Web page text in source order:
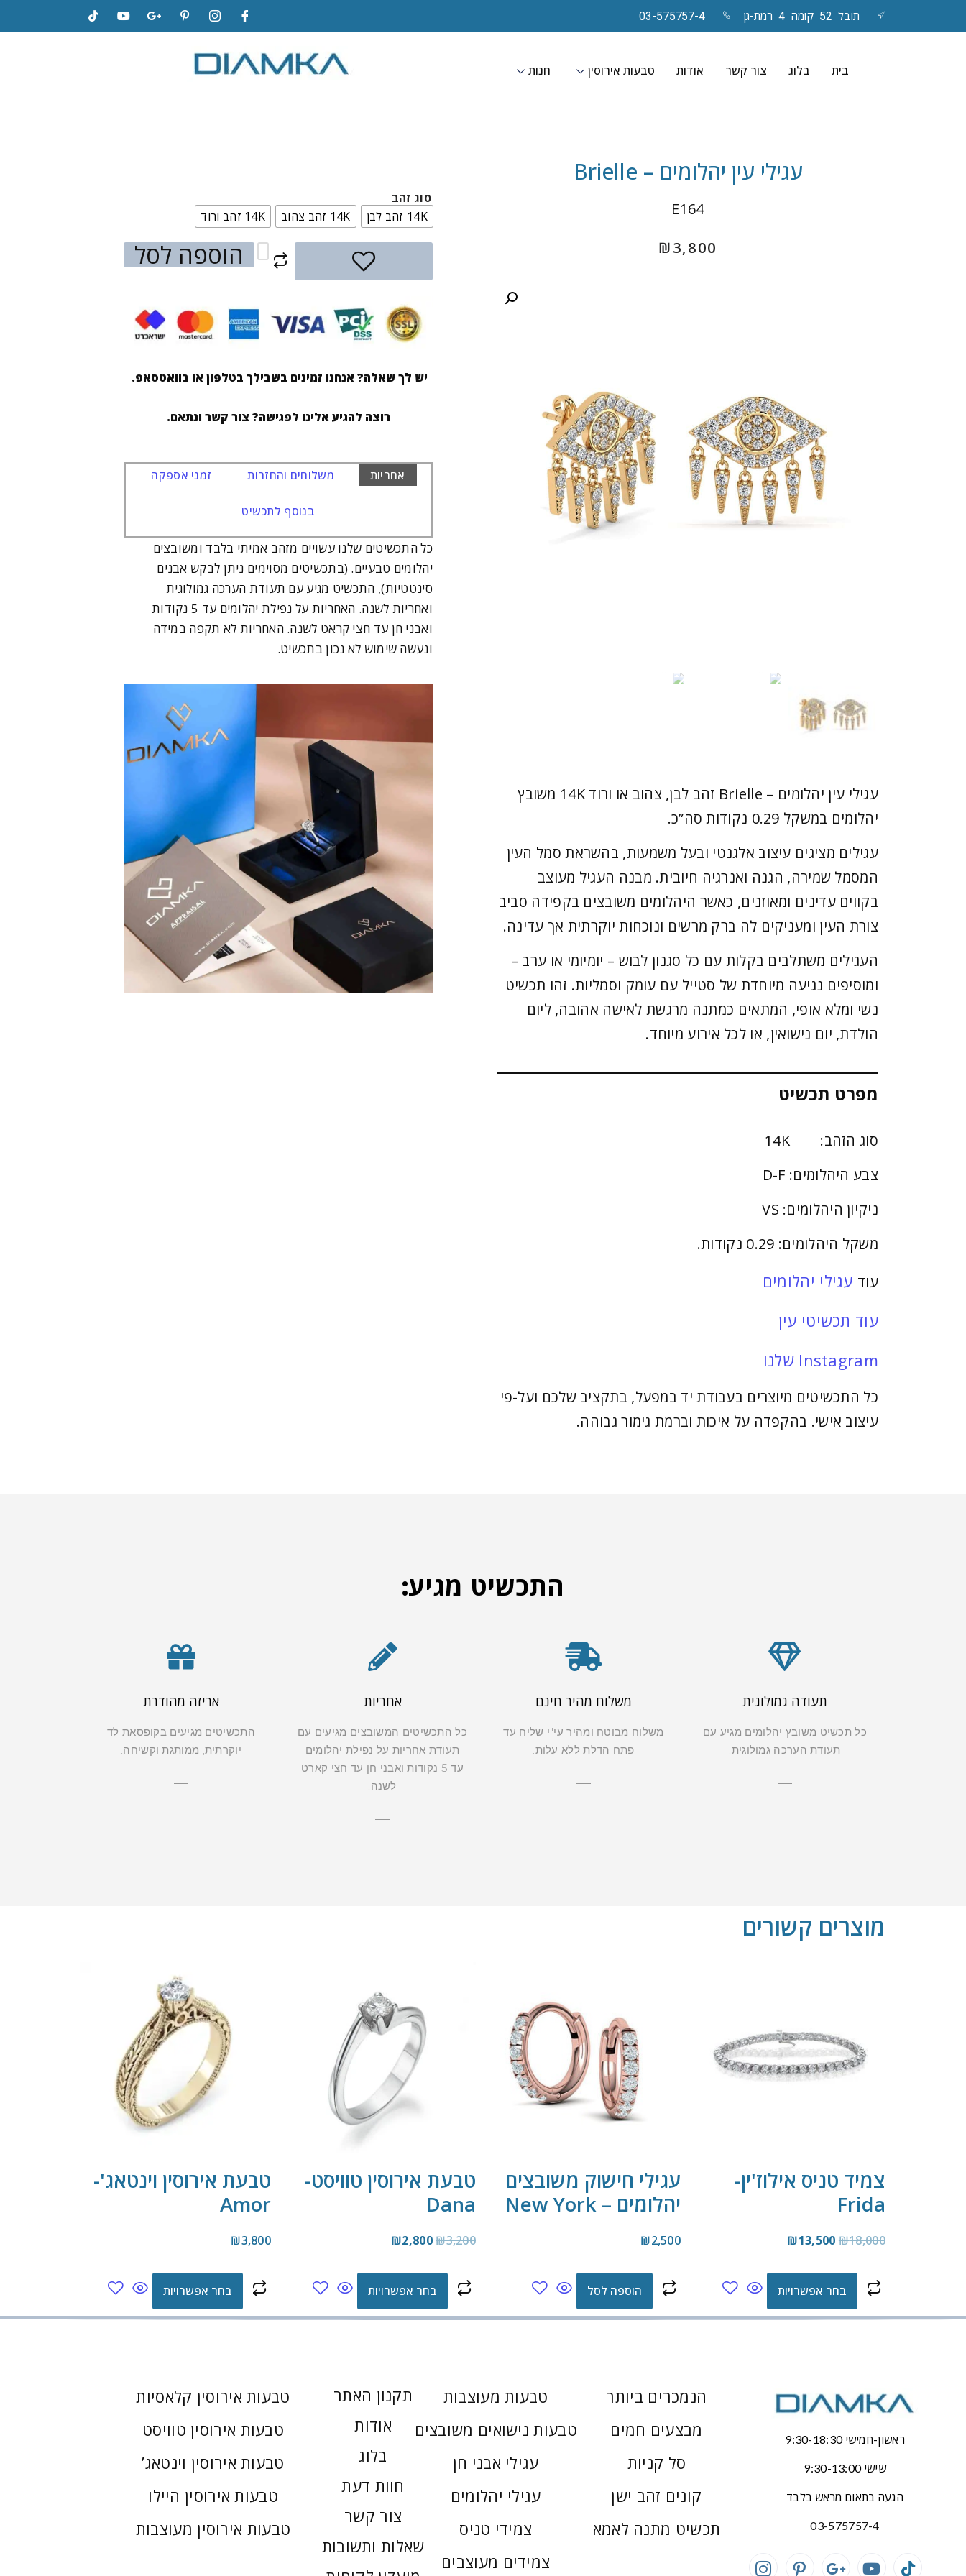
תובל 52 קומה 4 רמת-גן 03-575757-4
בית בלוג צור קשר אודות טבעות אירוסין חנות
עגילי עין יהלומים – Brielle
E164
₪3,800
עגילי עין יהלומים – Brielle זהב לבן, צהוב או ורוד 14K משובץ
יהלומים במשקל 0.29 נקודות סה”כ.
עגילים מציגים עיצוב אלגנטי ובעל משמעות, בהשראת סמל העין
המסמל שמירה, הגנה ואנרגיה חיובית. מבנה העגיל מעוצב
בקווים עדינים ומאוזנים, כאשר היהלומים משובצים בקפידה סביב
צורת העין ומעניקים לה ברק מרשים ונוכחות יוקרתית אך עדינה.
העגילים משתלבים בקלות עם כל סגנון לבוש – יומיומי או ערב –
ומוסיפים נגיעה מיוחדת של סטייל עם עומק וסמליות. זהו תכשיט
נשי ומלא אופי, המתאים כמתנה מרגשת לאישה אהובה, ליום
הולדת, יום נישואין, או לכל אירוע מיוחד.
מפרט תכשיט
סוג הזהב: 14K
צבע היהלומים: D-F
ניקיון היהלומים: VS
משקל היהלומים: 0.29 נקודות.
עוד עגילי יהלומים
עוד תכשיטי עין
Instagram שלנו
כל התכשיטים מיוצרים בעבודת יד במפעל, בתקציב שלכם ועל-פי
עיצוב אישי. בהקפדה על איכות וברמת גימור גבוהה.
סוג זהב
14K זהב לבן
14K זהב צהוב 14K זהב ורוד
הוספה לסל
יש לך שאלה? אנחנו זמינים בשבילך בטלפון או בוואטסאפ.
רוצה להגיע אלינו לפגישה? צור קשר ונתאם.
אחריות משלוחים והחזרות זמני אספקה
בנוסף לתכשיט
כל התכשיטים שלנו עשויים מזהב אמיתי בלבד ומשובצים
יהלומים טבעיים. (בתכשיטים מסוימים ניתן לבקש אבנים
סינטטיות), התכשיט מגיע עם תעודת הערכה גמולוגית
ואחריות לשנה. האחריות על נפילת יהלומים עד 5 נקודות
ואבני חן עד חצי קראט לשנה. האחריות לא תקפה במידה
ונעשה שימוש לא נכון בתכשיט.
התכשיט מגיע:
תעודה גמולוגית
כל תכשיט משובץ יהלומים מגיע עם
תעודת הערכה גמולוגית.
משלוח מהיר חינם
משלוח מבוטח ומהיר עי"י שליח עד
פתח הדלת ללא עלות.
אחריות
כל התכשיטים המשובצים מגיעים עם
תעודת אחריות על נפילת יהלומים
עד 5 נקודות ואבני חן עד חצי קארט
לשנה.
אריזה מהודרת
התכשיטים מגיעים בקופסאת לד
יוקרתית, ממותגת וקשיחה.
מוצרים קשורים
צמיד טניס אילוז'ין-
Frida
₪18,000
₪13,500
בחר אפשרויות
עגילי חישוק משובצים
יהלומים – New York
₪2,500
הוספה לסל
טבעת אירוסין טוויסט-
Dana
₪3,200
₪2,800
בחר אפשרויות
טבעת אירוסין וינטאג'-
Amor
₪3,800
בחר אפשרויות
ראשון-חמישי 9:30-18:30
שישי 9:30-13:00
הגעה בתאום מראש בלבד
03-575757-4
הנמכרים ביותר
מבצעים חמים
סל קניות
קונים זהב ישן
תכשיט מתנה לאמא
טבעות מעוצבות
טבעות נישואים משובצים
עגילי אבני חן
עגילי יהלומים
צמידי טניס
צמידים מעוצבים
תקנון האתר
אודות
בלוג
חוות דעת
צור קשר
שאלות ותשובות
טבעות אירוסין קלאסיות
טבעות אירוסין טוויסט
טבעות אירוסין וינטאג’
טבעות אירוסין היילו
טבעות אירוסין מעוצבות